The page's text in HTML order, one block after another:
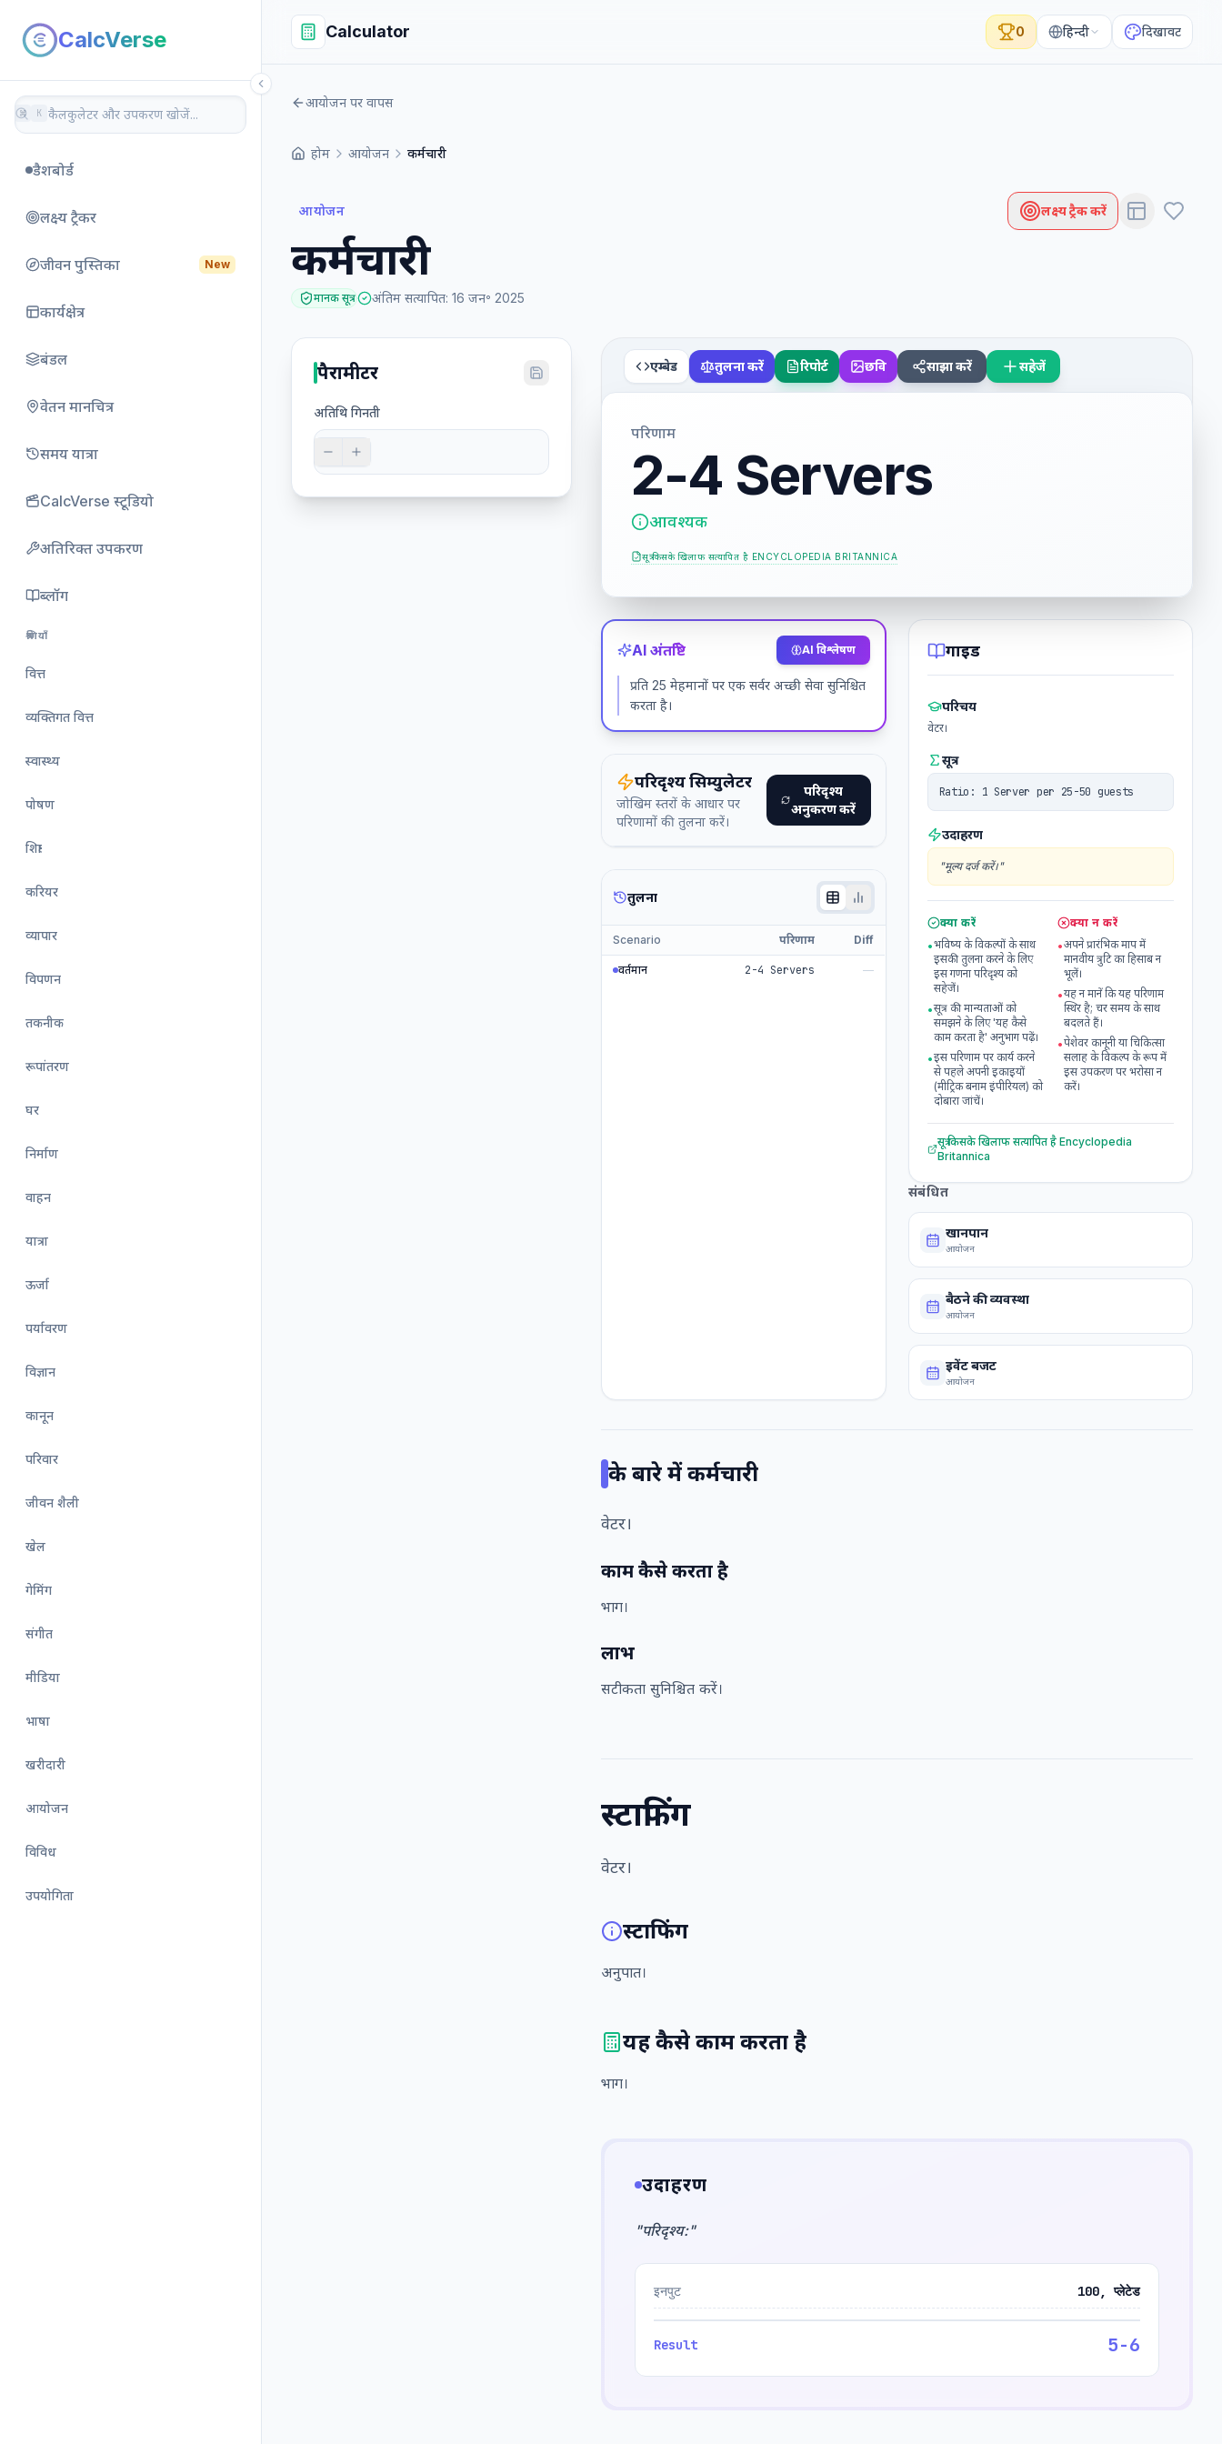
CalcVerse
⌘ K
डैशबोर्ड
लक्ष्य ट्रैकर
जीवन पुस्तिका New
कार्यक्षेत्र
बंडल
वेतन मानचित्र
समय यात्रा
CalcVerse स्टूडियो
अतिरिक्त उपकरण
ब्लॉग
श्रेणियाँ
वित्त
व्यक्तिगत वित्त
स्वास्थ्य
पोषण
शिक्षा
करियर
व्यापार
विपणन
तकनीक
रूपांतरण
घर
निर्माण
वाहन
यात्रा
ऊर्जा
पर्यावरण
विज्ञान
कानून
परिवार
जीवन शैली
खेल
गेमिंग
संगीत
मीडिया
भाषा
खरीदारी
आयोजन
विविध
उपयोगिता
Calculator 0 हिन्दी दिखावट
आयोजन पर वापस
होम आयोजन कर्मचारी
आयोजन लक्ष्य ट्रैक करें
कर्मचारी
मानक सूत्र अंतिम सत्यापित: 16 जन॰ 2025
पैरामीटर
अतिथि गिनती
एम्बेड तुलना करें रिपोर्ट छवि साझा करें सहेजें
परिणाम
2-4 Servers
आवश्यक
सूत्र किसके खिलाफ सत्यापित है ENCYCLOPEDIA BRITANNICA
AI अंतर्दृष्टि AI विश्लेषण
प्रति 25 मेहमानों पर एक सर्वर अच्छी सेवा सुनिश्चित
करता है।
परिदृश्य सिम्युलेटर
जोखिम स्तरों के आधार पर
परिणामों की तुलना करें।
परिदृश्य
अनुकरण करें
तुलना
Scenario परिणाम Diff
वर्तमान 2-4 Servers —
गाइड
परिचय
वेटर।
सूत्र
Ratio: 1 Server per 25-50 guests
उदाहरण
"मूल्य दर्ज करें।"
क्या करें
•भविष्य के विकल्पों के साथ
इसकी तुलना करने के लिए
इस गणना परिदृश्य को
सहेजें।
•सूत्र की मान्यताओं को
समझने के लिए 'यह कैसे
काम करता है' अनुभाग पढ़ें।
•इस परिणाम पर कार्य करने
से पहले अपनी इकाइयों
(मीट्रिक बनाम इंपीरियल) को
दोबारा जांचें।
क्या न करें
•अपने प्रारंभिक माप में
मानवीय त्रुटि का हिसाब न
भूलें।
•यह न मानें कि यह परिणाम
स्थिर है; चर समय के साथ
बदलते हैं।
•पेशेवर कानूनी या चिकित्सा
सलाह के विकल्प के रूप में
इस उपकरण पर भरोसा न
करें।
सूत्र किसके खिलाफ सत्यापित है Encyclopedia
Britannica
संबंधित
खानपान
आयोजन
बैठने की व्यवस्था
आयोजन
इवेंट बजट
आयोजन
के बारे में कर्मचारी
वेटर।
काम कैसे करता है
भाग।
लाभ
सटीकता सुनिश्चित करें।
स्टाफिंग
वेटर।
स्टाफिंग
अनुपात।
यह कैसे काम करता है
भाग।
उदाहरण
"परिदृश्य:"
इनपुट 100, प्लेटेड
Result 5-6